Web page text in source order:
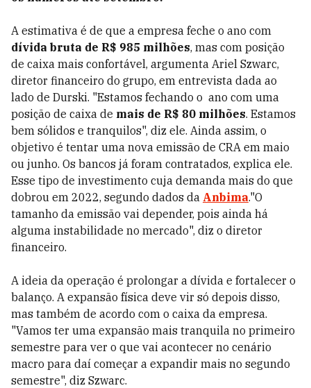
A estimativa é de que a empresa feche o ano com
dívida bruta de R$ 985 milhões, mas com posição
de caixa mais confortável, argumenta Ariel Szwarc,
diretor financeiro do grupo, em entrevista dada ao
lado de Durski. "Estamos fechando o ano com uma
posição de caixa de mais de R$ 80 milhões. Estamos
bem sólidos e tranquilos", diz ele. Ainda assim, o
objetivo é tentar uma nova emissão de CRA em maio
ou junho. Os bancos já foram contratados, explica ele.
Esse tipo de investimento cuja demanda mais do que
dobrou em 2022, segundo dados da Anbima."O
tamanho da emissão vai depender, pois ainda há
alguma instabilidade no mercado", diz o diretor
financeiro.
A ideia da operação é prolongar a dívida e fortalecer o
balanço. A expansão física deve vir só depois disso,
mas também de acordo com o caixa da empresa.
"Vamos ter uma expansão mais tranquila no primeiro
semestre para ver o que vai acontecer no cenário
macro para daí começar a expandir mais no segundo
semestre", diz Szwarc.